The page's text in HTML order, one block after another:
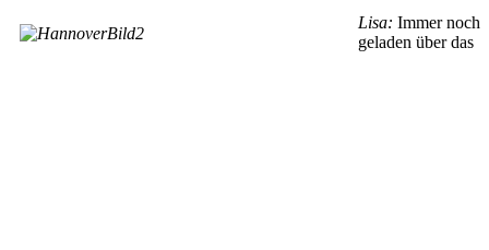
Lisa: Immer noch
geladen über das